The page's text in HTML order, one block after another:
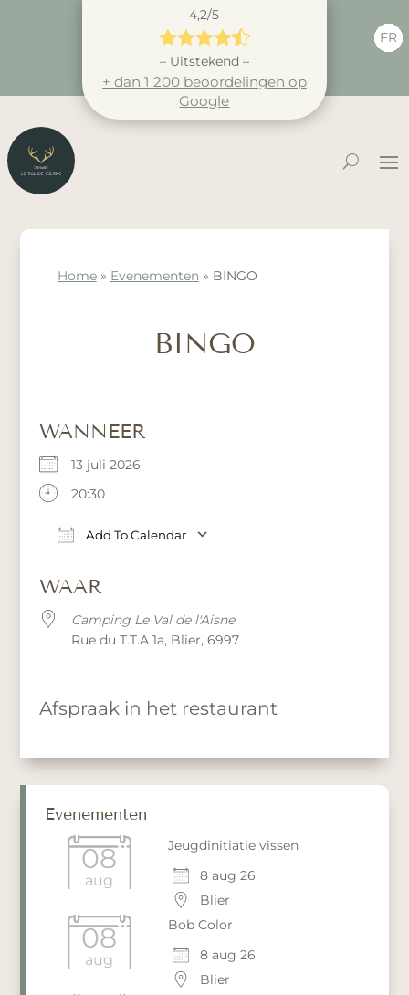
4,2/5

– Uitstekend –
+ dan 1 200 beoordelingen op
Google
FR
Home» Evenementen » BINGO
BINGO
WANNEER
13 juli 2026
20:30
Add To Calendar
WAAR
Camping Le Val de l'Aisne
Rue du T.T.A 1a, Blier, 6997
Afspraak in het restaurant
Evenementen
08
aug
Jeugdinitiatie vissen
8 aug 26
Blier
08
aug
Bob Color
8 aug 26
Blier